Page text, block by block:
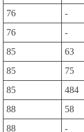
76
-
76
-
85
63
85
75
85
484
88
58
88
-